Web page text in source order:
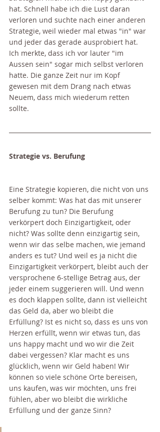
hat. Schnell habe ich die Lust daran
verloren und suchte nach einer anderen
Strategie, weil wieder mal etwas "in" war
und jeder das gerade ausprobiert hat.
Ich merkte, dass ich vor lauter "im
Aussen sein" sogar mich selbst verloren
hatte. Die ganze Zeit nur im Kopf
gewesen mit dem Drang nach etwas
Neuem, dass mich wiederum retten
sollte.
Strategie vs. Berufung
Eine Strategie kopieren, die nicht von uns
selber kommt: Was hat das mit unserer
Berufung zu tun? Die Berufung
verkörpert doch Einzigartigkeit, oder
nicht? Was sollte denn einzigartig sein,
wenn wir das selbe machen, wie jemand
anders es tut? Und weil es ja nicht die
Einzigartigkeit verkörpert, bleibt auch der
versprochene 6-stellige Betrag aus, der
jeder einem suggerieren will. Und wenn
es doch klappen sollte, dann ist vielleicht
das Geld da, aber wo bleibt die
Erfüllung? Ist es nicht so, dass es uns von
Herzen erfüllt, wenn wir etwas tun, das
uns happy macht und wo wir die Zeit
dabei vergessen? Klar macht es uns
glücklich, wenn wir Geld haben! Wir
können so viele schöne Orte bereisen,
uns kaufen, was wir möchten, uns frei
fühlen, aber wo bleibt die wirkliche
Erfüllung und der ganze Sinn?